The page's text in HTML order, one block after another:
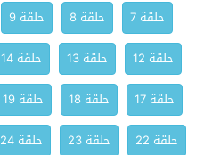
حلقة 7
حلقة 8 حلقة 9
حلقة 12
حلقة 13 حلقة 14
حلقة 17
حلقة 18 حلقة 19
حلقة 22
حلقة 23 حلقة 24